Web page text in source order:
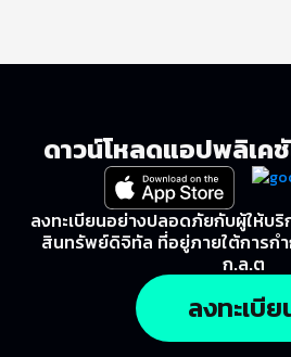
ดาวน์โหลดแอปพลิเค
ลงทะเบียนอย่างปลอดภัยกับผู้ให้บ
สินทรัพย์ดิจิทัล ที่อยู่ภายใต้การก
ก.ล.ต
ลงทะเบีย